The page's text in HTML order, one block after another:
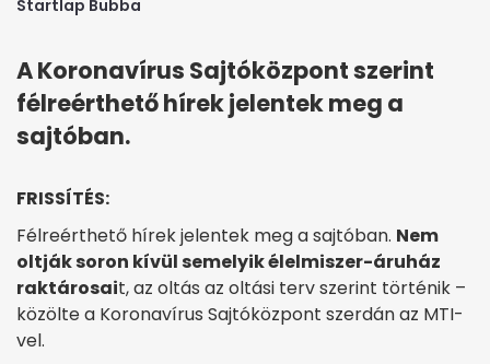
Startlap Bubba
A Koronavírus Sajtóközpont szerint
félreérthető hírek jelentek meg a
sajtóban.
FRISSÍTÉS:
Félreérthető hírek jelentek meg a sajtóban. Nem
oltják soron kívül semelyik élelmiszer-áruház
raktárosait, az oltás az oltási terv szerint történik –
közölte a Koronavírus Sajtóközpont szerdán az MTI-
vel.